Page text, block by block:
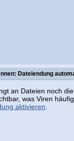
Dateiendung
an Dateien noch
was Viren
aktivieren